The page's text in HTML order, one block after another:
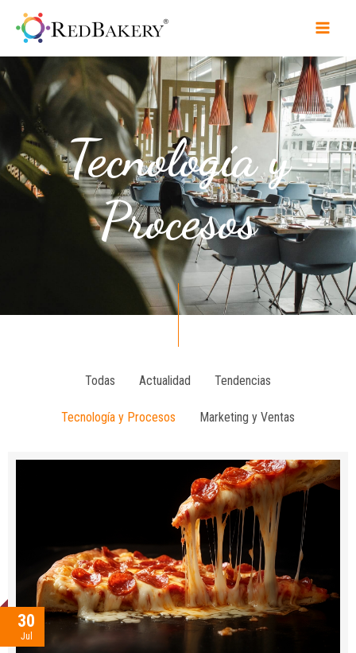
Tecnología y
Procesos
Todas Actualidad Tendencias
Tecnología y Procesos Marketing y Ventas
30
Jul